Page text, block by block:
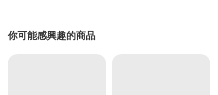
你可能感興趣的商品